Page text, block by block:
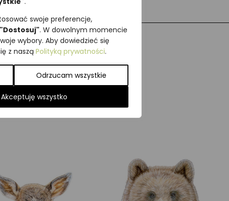
swoje preferencje,
"Dostosuj". W dowolnym momencie
wybory. Aby dowiedzieć się
z naszą Polityką prywatności.
Odrzucam wszystkie
Akceptuję wszystko
cena z ostatnich 30 dni:65,00zł
danych
ILUSTRACJE,Ssaki